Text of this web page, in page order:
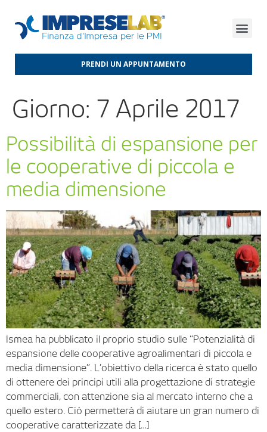
PRENDI UN APPUNTAMENTO
Giorno: 7 Aprile 2017
Possibilità di espansione per
le cooperative di piccola e
media dimensione
Ismea ha pubblicato il proprio studio sulle “Potenzialità di
espansione delle cooperative agroalimentari di piccola e
media dimensione”. L’obiettivo della ricerca è stato quello
di ottenere dei principi utili alla progettazione di strategie
commerciali, con attenzione sia al mercato interno che a
quello estero. Ciò permetterà di aiutare un gran numero di
cooperative caratterizzate da […]